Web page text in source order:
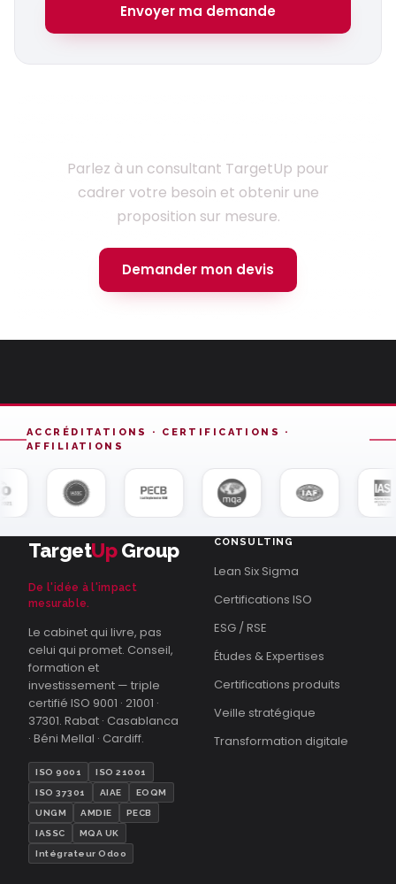
Envoyer ma demande
Parlez à un consultant TargetUp pour
cadrer votre besoin et obtenir une
proposition sur mesure.
Demander mon devis
ACCRÉDITATIONS · CERTIFICATIONS ·
AFFILIATIONS
TargetUpGroup
De l'idée à l'impact
mesurable.
Le cabinet qui livre, pas
celui qui promet. Conseil,
formation et
investissement — triple
certifié ISO 9001 · 21001 ·
37301. Rabat · Casablanca
· Béni Mellal · Cardiff.
ISO 9001 ISO 21001
ISO 37301 AIAE EOQM
UNGM AMDIE PECB
IASSC MQA UK
Intégrateur Odoo
CONSULTING
Lean Six Sigma
Certifications ISO
ESG / RSE
Études & Expertises
Certifications produits
Veille stratégique
Transformation digitale